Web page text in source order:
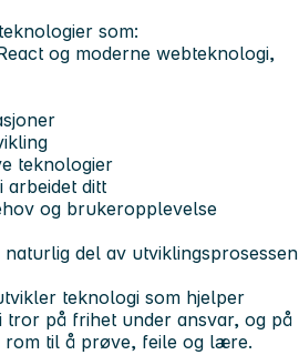
som:
og moderne webteknologi,
teknologier
ditt
og brukeropplevelse
del av utviklingsprosessen
teknologi som hjelper
på frihet under ansvar, og på
rom til å prøve, feile og lære.